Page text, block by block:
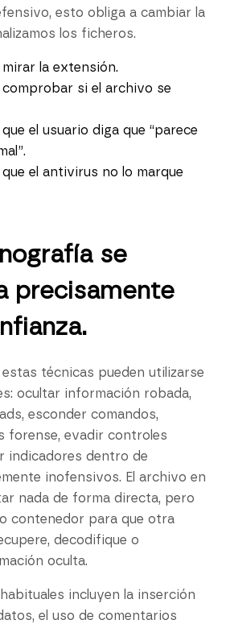
esto obliga a cambiar la
los ficheros.
la extensión.
si el archivo se
el usuario diga que “parece
el antivirus no lo marque
se
precisamente
estas técnicas pueden utilizarse
ocultar información robada,
esconder comandos,
forense, evadir controles
indicadores dentro de
inofensivos. El archivo en
nada de forma directa, pero
contenedor para que otra
decodifique o
oculta.
incluyen la inserción
el uso de comentarios